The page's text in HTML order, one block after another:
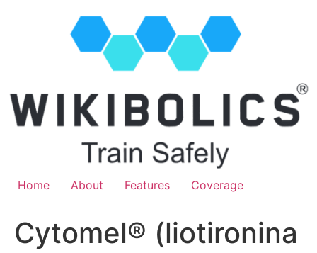
Home About Features Coverage
Cytomel® (liotironina